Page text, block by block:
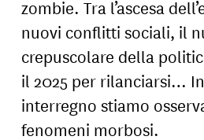
zombie. Tra l’ascesa
nuovi conflitti sociali, il
crepuscolare della
il 2025 per rilanciarsi…
interregno stiamo
fenomeni morbosi.